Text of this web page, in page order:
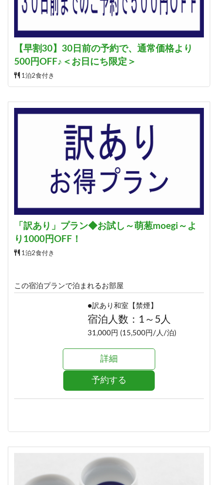
【早割30】30日前の予約で、通常価格より
500円OFF♪＜お日にち限定＞
1泊2食付き
「訳あり」プラン◆お試し～萌葱moegi～よ
り1000円OFF！
1泊2食付き
この宿泊プランで泊まれるお部屋
●訳あり和室【禁煙】
宿泊人数：1～5人
31,000円 (15,500円/人/泊)
詳細
予約する